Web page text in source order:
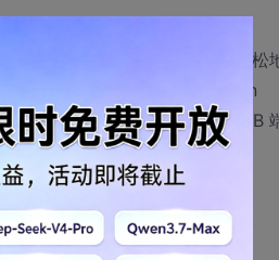
环境中使用开源硬件快速、轻松
从而扩展功能。 英特尔Edison
开发板连接至笔记本电脑的 USB